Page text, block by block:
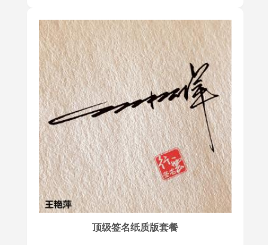
顶级签名纸质版套餐
的的借鉴作
用。
签，我们可
以感受到汉
字之美，体
会到书法之
道，让签名
不再只是简
单的文字，
而是一种艺
术的表达和
生活的态
度。